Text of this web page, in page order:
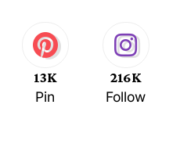
13K
Pin
216K
Follow